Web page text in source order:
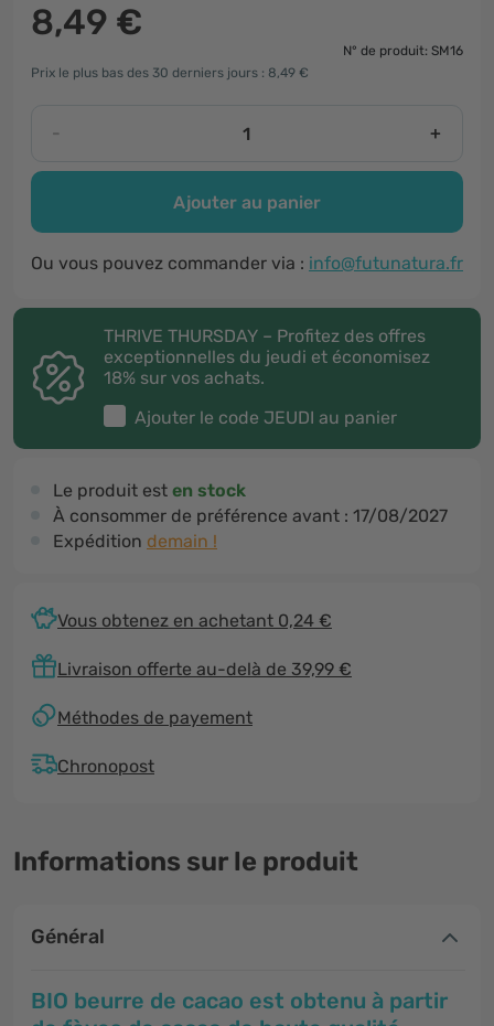
8,49 €
N° de produit: SM16
Prix le plus bas des 30 derniers jours : 8,49 €
- +
Ajouter au panier
Ou vous pouvez commander via : info@futunatura.fr
THRIVE THURSDAY – Profitez des offres
exceptionnelles du jeudi et économisez
18% sur vos achats.
Ajouter le code JEUDI au panier
Le produit est en stock
À consommer de préférence avant : 17/08/2027
Expédition demain !
Vous obtenez en achetant 0,24 €
Livraison offerte au-delà de 39,99 €
Méthodes de payement
Chronopost
Informations sur le produit
Général
BIO beurre de cacao est obtenu à partir